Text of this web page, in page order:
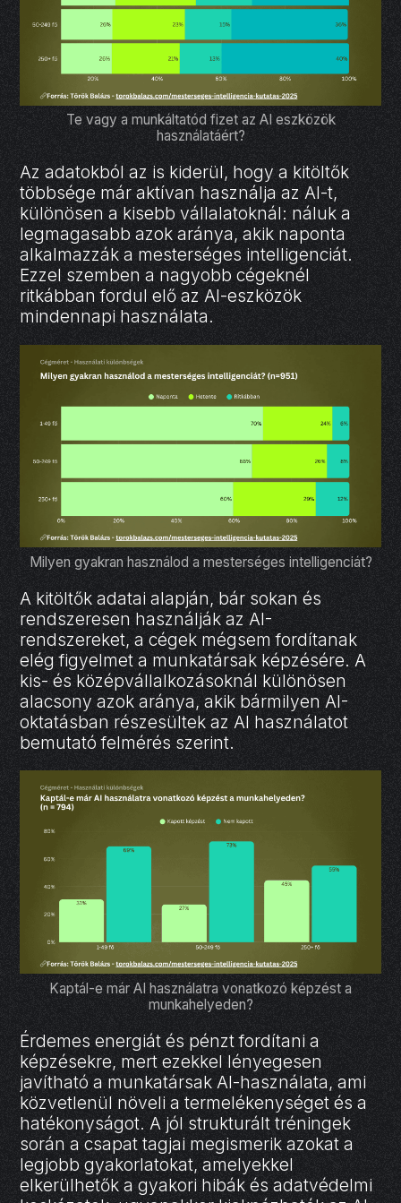
Te vagy a munkáltatód fizet az AI eszközök
használatáért?
Az adatokból az is kiderül, hogy a kitöltők
többsége már aktívan használja az AI-t,
különösen a kisebb vállalatoknál: náluk a
legmagasabb azok aránya, akik naponta
alkalmazzák a mesterséges intelligenciát.
Ezzel szemben a nagyobb cégeknél
ritkábban fordul elő az AI-eszközök
mindennapi használata.
Milyen gyakran használod a mesterséges intelligenciát?
A kitöltők adatai alapján, bár sokan és
rendszeresen használják az AI-
rendszereket, a cégek mégsem fordítanak
elég figyelmet a munkatársak képzésére. A
kis- és középvállalkozásoknál különösen
alacsony azok aránya, akik bármilyen AI-
oktatásban részesültek az AI használatot
bemutató felmérés szerint.
Kaptál-e már AI használatra vonatkozó képzést a
munkahelyeden?
Érdemes energiát és pénzt fordítani a
képzésekre, mert ezekkel lényegesen
javítható a munkatársak AI-használata, ami
közvetlenül növeli a termelékenységet és a
hatékonyságot. A jól strukturált tréningek
során a csapat tagjai megismerik azokat a
legjobb gyakorlatokat, amelyekkel
elkerülhetők a gyakori hibák és adatvédelmi